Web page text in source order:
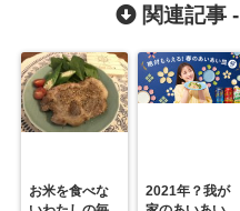
関連記事 -
お米を食べな
2021年？我が